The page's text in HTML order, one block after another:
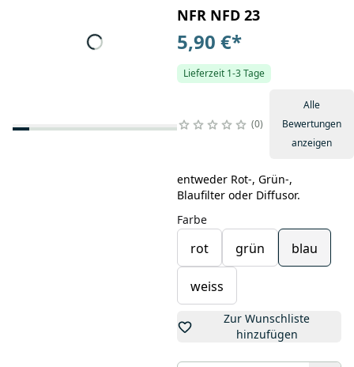
NFR NFD 23
5,90 €*
Lieferzeit 1-3 Tage
0
Alle
Bewertungen
anzeigen
entweder Rot-, Grün-,
Blaufilter oder Diffusor.
Farbe
rot grün blau
weiss
Zur Wunschliste
hinzufügen